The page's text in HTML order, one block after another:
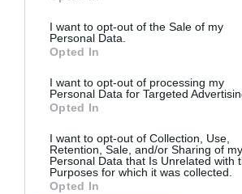
I want to opt-out of the Sale of my
Personal Data.
Opted In
I want to opt-out of processing my
Personal Data for Targeted
Opted In
I want to opt-out of Collection, Use,
Retention, Sale, and/or Sharing of my
Personal Data that Is Unrelated with
Purposes for which it was collected.
Opted In
Μήδεια, του
Ευριπίδη από τον
την Καρυοφυλλιά
Καραμπέτη στην
Κρήτη
Η
Βεάκειο